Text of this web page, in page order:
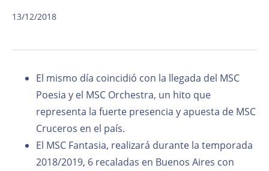
13/12/2018
El mismo día coincidió con la llegada del MSC
Poesia y el MSC Orchestra, un hito que
representa la fuerte presencia y apuesta de MSC
Cruceros en el país.
El MSC Fantasia, realizará durante la temporada
2018/2019, 6 recaladas en Buenos Aires con